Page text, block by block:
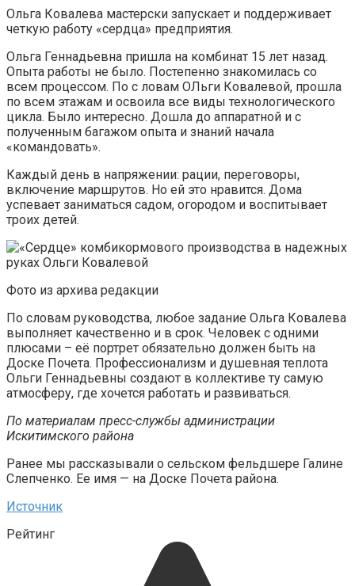
Ольга Ковалева мастерски запускает и поддерживает
четкую работу «сердца» предприятия.
Ольга Геннадьевна пришла на комбинат 15 лет назад.
Опыта работы не было. Постепенно знакомилась со
всем процессом. По с ловам ОЛьги Ковалевой, прошла
по всем этажам и освоила все виды технологического
цикла. Было интересно. Дошла до аппаратной и с
полученным багажом опыта и знаний начала
«командовать».
Каждый день в напряжении: рации, переговоры,
включение маршрутов. Но ей это нравится. Дома
успевает заниматься садом, огородом и воспитывает
троих детей.
Фото из архива редакции
По словам руководства, любое задание Ольга Ковалева
выполняет качественно и в срок. Человек с одними
плюсами – её портрет обязательно должен быть на
Доске Почета. Профессионализм и душевная теплота
Ольги Геннадьевны создают в коллективе ту самую
атмосферу, где хочется работать и развиваться.
По материалам пресс-службы администрации
Искитимского района
Ранее мы рассказывали о сельском фельдшере Галине
Слепченко. Ее имя — на Доске Почета района.
Источник
Рейтинг